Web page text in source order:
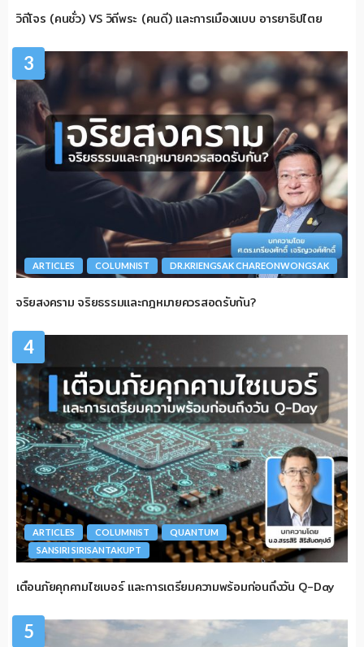
วิถีโจร (คนชั่ว) VS วิถีพระ (คนดี) และการเมืองแบบ อารยาธิปไตย
3
ARTICLES COLUMNIST DR.KRIENGSAK CHAREONWONGSAK
จริยสงคราม จริยธรรมและกฎหมายควรสอดรับกัน?
4
ARTICLES COLUMNIST
QUANTUM
SANSIRI SIRISANTAKUPT
เตือนภัยคุกคามไซเบอร์ และการเตรียมความพร้อมก่อนถึงวัน Q-Day
5